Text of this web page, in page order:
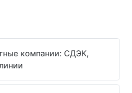
компании: СДЭК,